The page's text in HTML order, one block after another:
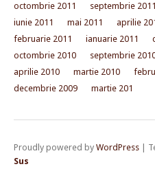
octombrie 2011
septembrie 2011
iunie 2011
mai 2011 aprilie
februarie 2011
ianuarie 2011
octombrie 2010
septembrie
aprilie 2010
martie 2010
decembrie 2009
martie 201
Proudly powered by WordPress
Sus